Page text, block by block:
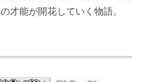
才能が開花していく物語。